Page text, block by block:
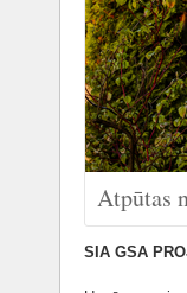
Atpūtas
SIA GSA